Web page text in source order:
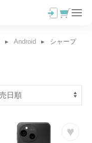
Android シャープ
♥